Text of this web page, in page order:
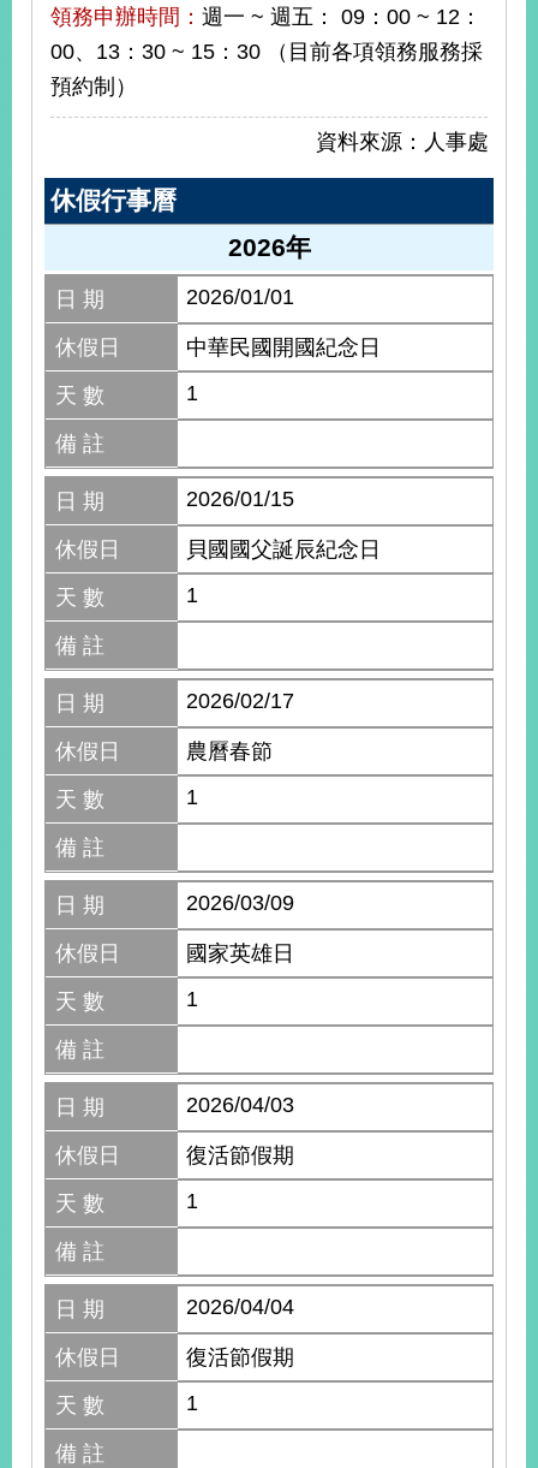
明
聯
絡
領務申辦時間： 週一 ~ 週五： 09：00 ~ 12：
00、13：30 ~ 15：30 （目前各項領務服務採
預約制）
資料來源：人事處
休假行事曆
2026年
日 期 2026/01/01
休假日
中華民國開國紀念日
天 數
1
備 註
日 期 2026/01/15
休假日
貝國國父誕辰紀念日
天 數
1
備 註
日 期 2026/02/17
休假日
農曆春節
天 數
1
備 註
日 期 2026/03/09
休假日
國家英雄日
天 數
1
備 註
日 期 2026/04/03
休假日
復活節假期
天 數
1
備 註
日 期 2026/04/04
休假日
復活節假期
天 數
1
備 註